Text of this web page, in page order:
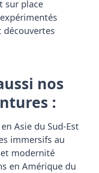
sur place
nos
:
Asie du Sud-Est
immersifs au
modernité
en Amérique du